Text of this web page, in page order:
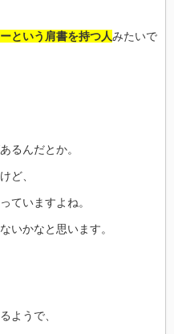
という肩書を持つ人みたいで
るんだとか。
ど、
ていますよね。
いかなと思います。
ようで、